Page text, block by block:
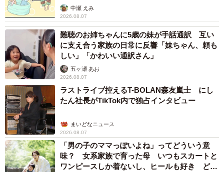
中瀬 えみ
2026.08.07
難聴のお姉ちゃんに5歳の妹が手話通訳 互い
に支え合う家族の日常に反響「妹ちゃん、頼も
しい」「かわいい通訳さん」
五ヶ瀬 あお
2026.08.07
ラストライブ控えるT-BOLAN森友嵐士 にし
たん社長がTikTok内で独占インタビュー
まいどなニュース
2026.08.07
「男の子のママっぽいよね」ってどういう意
味？ 女系家族で育った母 いつもスカートと
ワンピースしか着ないし、ヒールも好き どの